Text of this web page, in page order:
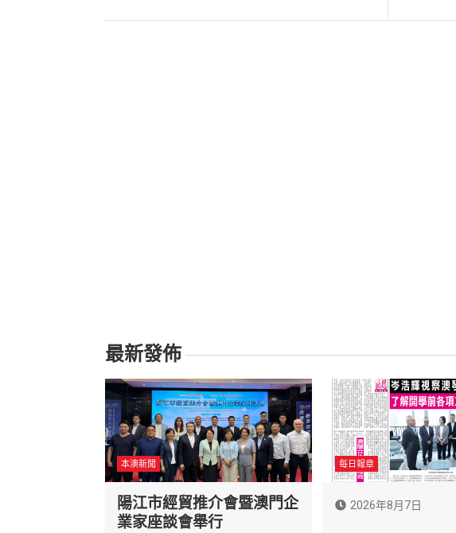
最新發佈
本澳新聞
陽江市經貿推介會暨澳門企
業家座談會舉行
每日報章
2026年8月7日